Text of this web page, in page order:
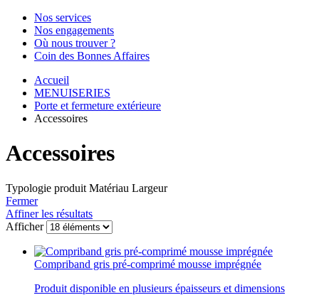
Nos services
Nos engagements
Où nous trouver ?
Coin des Bonnes Affaires
Accueil
MENUISERIES
Porte et fermeture extérieure
Accessoires
Accessoires
Typologie produit Matériau Largeur
Fermer
Affiner les résultats
Afficher
Compriband gris pré-comprimé mousse imprégnée
Produit disponible en plusieurs épaisseurs et dimensions